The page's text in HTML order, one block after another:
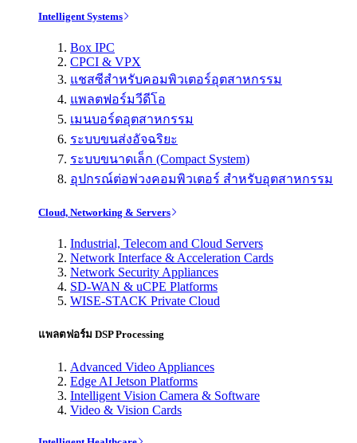
Intelligent Systems
Box IPC
CPCI & VPX
แชสซีสำหรับคอมพิวเตอร์อุตสาหกรรม
แพลตฟอร์มวีดีโอ
เมนบอร์ดอุตสาหกรรม
ระบบขนส่งอัจฉริยะ
ระบบขนาดเล็ก (Compact System)
อุปกรณ์ต่อพ่วงคอมพิวเตอร์ สำหรับอุตสาหกรรม
Cloud, Networking & Servers
Industrial, Telecom and Cloud Servers
Network Interface & Acceleration Cards
Network Security Appliances
SD-WAN & uCPE Platforms
WISE-STACK Private Cloud
แพลตฟอร์ม DSP Processing
Advanced Video Appliances
Edge AI Jetson Platforms
Intelligent Vision Camera & Software
Video & Vision Cards